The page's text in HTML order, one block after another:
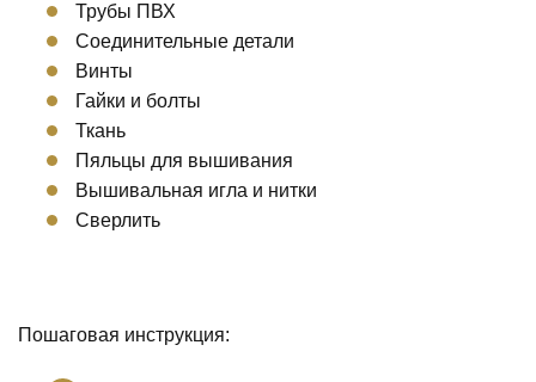
Трубы ПВХ
Соединительные детали
Винты
Гайки и болты
Ткань
Пяльцы для вышивания
Вышивальная игла и нитки
Сверлить
Пошаговая инструкция: